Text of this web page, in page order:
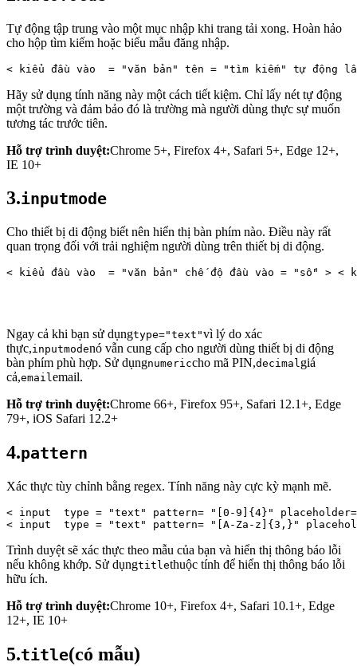
Tự động tập trung vào một mục nhập khi trang tải xong. Hoàn hảo
cho hộp tìm kiếm hoặc biểu mẫu đăng nhập.
< kiểu đầu vào = "văn bản" tên = "tìm kiếm" tự động
Hãy sử dụng tính năng này một cách tiết kiệm. Chỉ lấy nét tự động
một trường và đảm bảo đó là trường mà người dùng thực sự muốn
tương tác trước tiên.
Hỗ trợ trình duyệt:Chrome 5+, Firefox 4+, Safari 5+, Edge 12+,
IE 10+
3.inputmode
Cho thiết bị di động biết nên hiển thị bàn phím nào. Điều này rất
quan trọng đối với trải nghiệm người dùng trên thiết bị di động.
< kiểu đầu vào = "văn bản" chế độ đầu vào = "số" > <
Ngay cả khi bạn sử dụngtype="text"vì lý do xác
thực,inputmodenó vẫn cung cấp cho người dùng thiết bị di động
bàn phím phù hợp. Sử dụngnumericcho mã PIN,decimalgiá
cả,emailemail.
Hỗ trợ trình duyệt:Chrome 66+, Firefox 95+, Safari 12.1+, Edge
79+, iOS Safari 12.2+
4.pattern
Xác thực tùy chỉnh bằng regex. Tính năng này cực kỳ mạnh mẽ.
< input type = "text" pattern= "[0-9]{4}"
< input type = "text" pattern= "[A-Za-z]{3,}"
Trình duyệt sẽ xác thực theo mẫu của bạn và hiển thị thông báo lỗi
nếu không khớp. Sử dụngtitlethuộc tính để hiển thị thông báo lỗi
hữu ích.
Hỗ trợ trình duyệt:Chrome 10+, Firefox 4+, Safari 10.1+, Edge
12+, IE 10+
5.title(có mẫu)